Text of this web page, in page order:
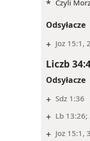
* Czyli
Odsyłacze
+ Joz 15:1, 2
Liczb
Odsyłacze
+ Sdz 1:36
+ Lb 13:26;
+ Joz 15:1, 3